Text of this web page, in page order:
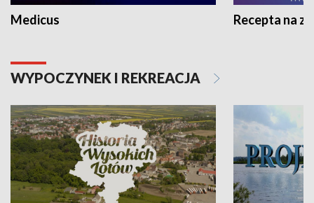
Medicus Recepta na
WYPOCZYNEK I REKREACJA